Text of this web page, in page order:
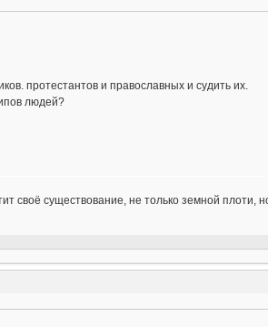
протестантов и православных и судить их.
людей?
своё существование, не только земной плоти,